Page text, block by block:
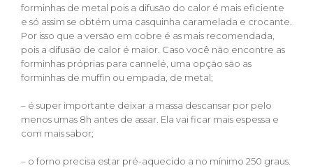
forminhas de metal pois a difusão do calor é mais eficiente
e só assim se obtém uma casquinha caramelada e crocante.
Por isso que a versão em cobre é as mais recomendada,
pois a difusão de calor é maior. Caso você não encontre as
forminhas próprias para cannelé, uma opção são as
forminhas de muffin ou empada, de metal;
– é super importante deixar a massa descansar por pelo
menos umas 8h antes de assar. Ela vai ficar mais espessa e
com mais sabor;
– o forno precisa estar pré-aquecido a no mínimo 250 graus.